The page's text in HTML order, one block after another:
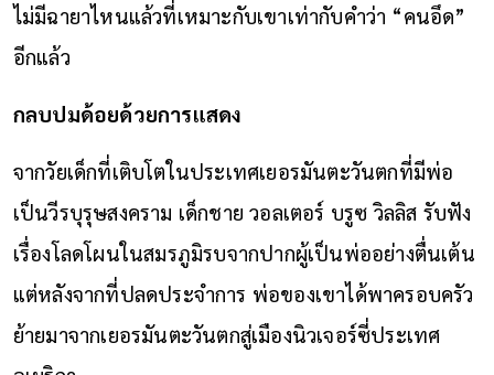
ไม่มีฉายาไหนแล้วที่เหมาะกับเขาเท่ากับคำว่า “คนอึด”
อีกแล้ว
กลบปมด้อยด้วยการแสดง
จากวัยเด็กที่เติบโตในประเทศเยอรมันตะวันตกที่มีพ่อ
เป็นวีรบุรุษสงคราม เด็กชาย วอลเตอร์ บรูซ วิลลิส รับฟัง
เรื่องโลดโผนในสมรภูมิรบจากปากผู้เป็นพ่ออย่างตื่นเต้น
แต่หลังจากที่ปลดประจำการ พ่อของเขาได้พาครอบครัว
ย้ายมาจากเยอรมันตะวันตกสู่เมืองนิวเจอร์ซี่ประเทศ